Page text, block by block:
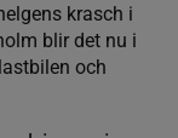
krasch i
blir det nu i
och